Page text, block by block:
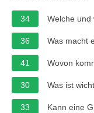
34 Welche und
36 Was macht
41 Wovon
30 Was ist
33 Kann eine